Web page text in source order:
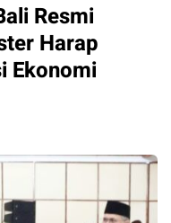
Resmi
Harap
Ekonomi